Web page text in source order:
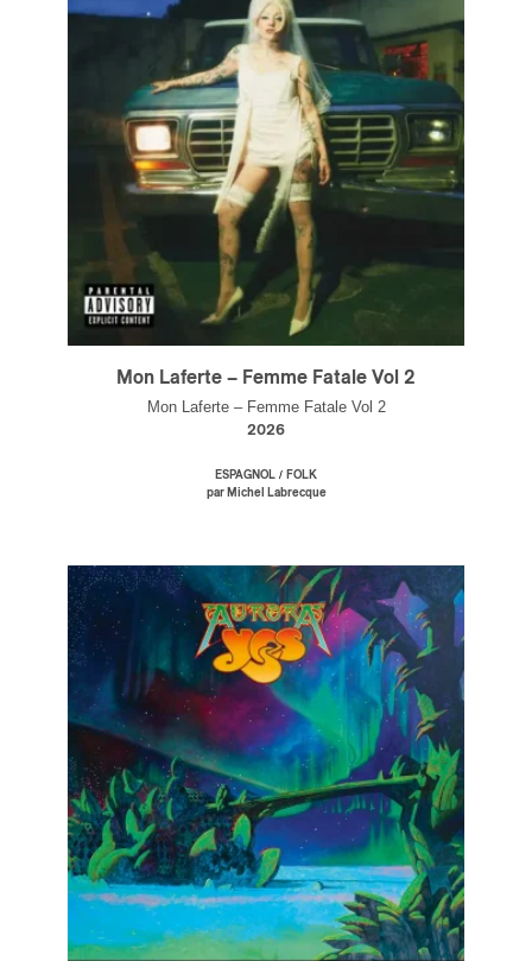
Mon Laferte – Femme Fatale Vol 2
Mon Laferte – Femme Fatale Vol 2
2026
ESPAGNOL / FOLK
par Michel Labrecque